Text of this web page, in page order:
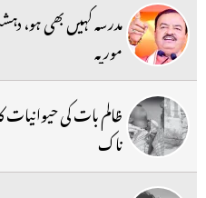
مدرسہ کہیں بھی ہو،
موریہ
ظالم بات کی
ناک